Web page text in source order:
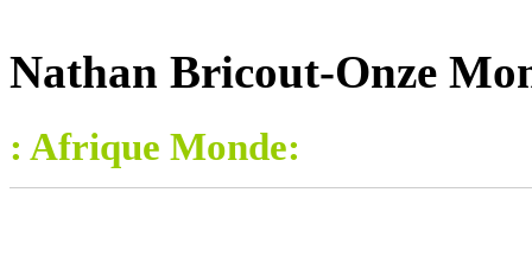
Nathan Bricout-Onze
: Afrique Monde: